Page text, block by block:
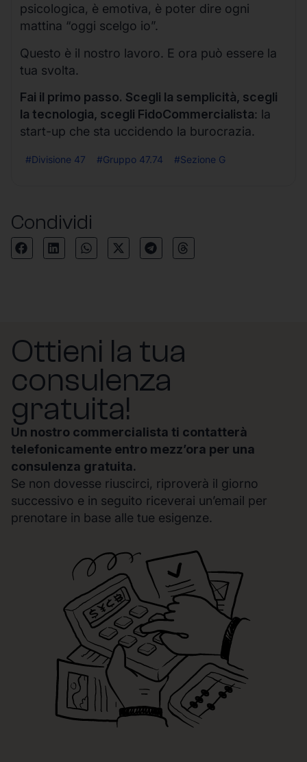
psicologica, è emotiva, è poter dire ogni
mattina “oggi scelgo io”.
Questo è il nostro lavoro. E ora può essere la
tua svolta.
Fai il primo passo. Scegli la semplicità, scegli
la tecnologia, scegli FidoCommercialista: la
start-up che sta uccidendo la burocrazia.
#Divisione 47 #Gruppo 47.74 #Sezione G
Condividi
Ottieni la tua
consulenza
gratuita!
Un nostro commercialista ti contatterà
telefonicamente entro mezz’ora per una
consulenza gratuita.
Se non dovesse riuscirci, riproverà il giorno
successivo e in seguito riceverai un’email per
prenotare in base alle tue esigenze.